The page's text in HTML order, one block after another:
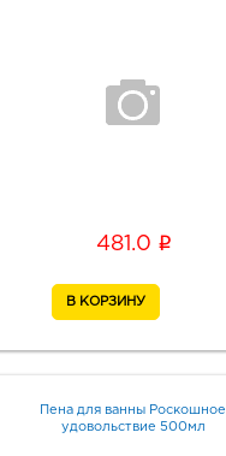
481.0 i
Пена для ванны Роскошное
удовольствие 500мл